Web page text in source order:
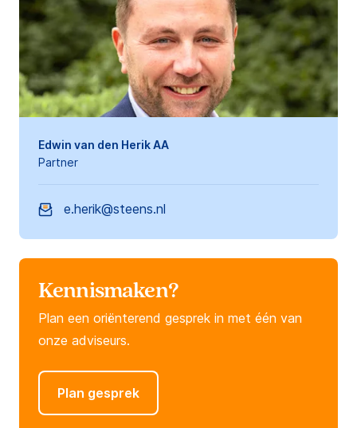
Edwin van den Herik AA
Partner
e.herik@steens.nl
Kennismaken?
Plan een oriënterend gesprek in met één van
onze adviseurs.
Plan gesprek